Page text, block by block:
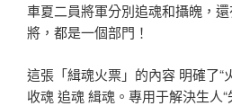
車夏二員將軍分別追魂和攝魄，
將，都是一個部門！
這張「緝魂火票」的內容 明確了“
收魂 追魂 緝魂。專用于解決生人“